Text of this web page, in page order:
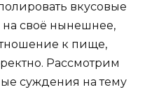
вкусовые
своё нынешнее,
к пище,
Рассмотрим
суждения на тему